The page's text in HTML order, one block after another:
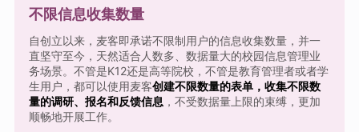
不限信息收集数量
自创立以来，麦客即承诺不限制用户的信息收集数量，并一
直坚守至今，天然适合人数多、数据量大的校园信息管理业
务场景。不管是K12还是高等院校，不管是教育管理者或者学
生用户，都可以使用麦客创建不限数量的表单，收集不限数
量的调研、报名和反馈信息 ，不受数据量上限的束缚，更加
顺畅地开展工作。